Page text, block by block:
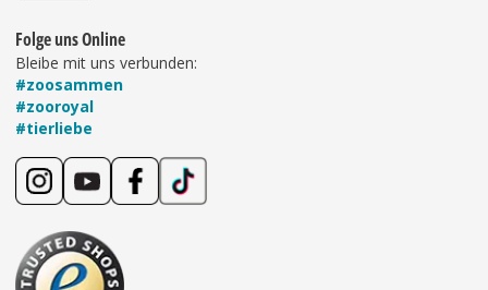
Folge uns Online
Bleibe mit uns verbunden:
#zoosammen
#zooroyal
#tierliebe